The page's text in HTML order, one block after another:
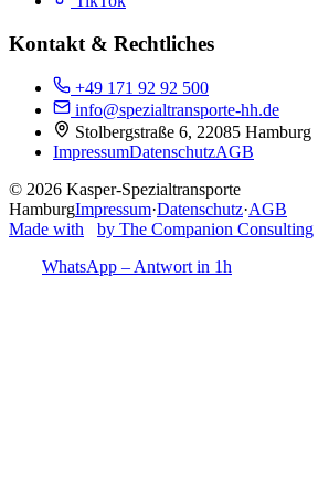
Kontakt & Rechtliches
+49 171 92 92 500
info@spezialtransporte-hh.de
Stolbergstraße 6, 22085 Hamburg
ImpressumDatenschutzAGB
© 2026 Kasper-Spezialtransporte
HamburgImpressum·Datenschutz·AGB
Made with
by The Companion Consulting
WhatsApp – Antwort in 1h